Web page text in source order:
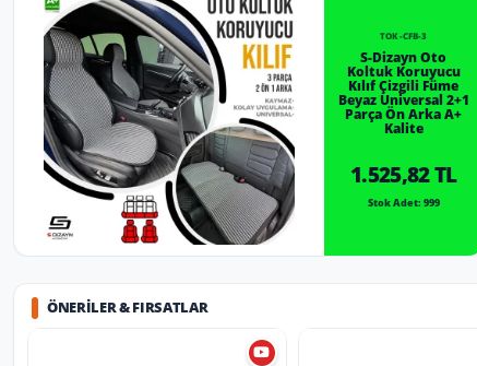
TOK-CFB-3
S-Dizayn Oto
Koltuk Koruyucu
Kılıf Çizgili Füme
Beyaz Universal 2+1
Parça Ön Arka A+
Kalite
1.525,82 TL
Stok Adet: 999
ÖNERILER & FIRSATLAR